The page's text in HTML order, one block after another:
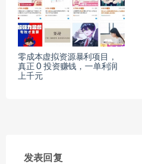
零成本虚拟资源暴利项目，
真正 0 投资赚钱，一单利润
上千元
发表回复